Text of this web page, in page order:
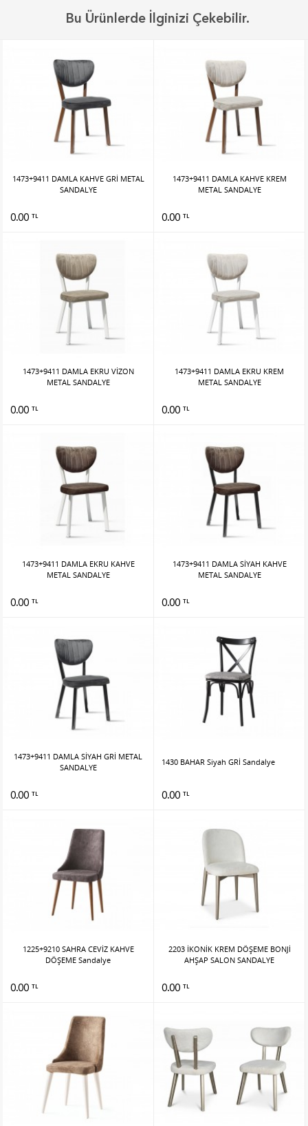
Bu Ürünlerde İlginizi Çekebilir.
1473+9411 DAMLA KAHVE GRİ METAL
SANDALYE
0.00 TL
1473+9411 DAMLA KAHVE KREM
METAL SANDALYE
0.00 TL
1473+9411 DAMLA EKRU VİZON
METAL SANDALYE
0.00 TL
1473+9411 DAMLA EKRU KREM
METAL SANDALYE
0.00 TL
1473+9411 DAMLA EKRU KAHVE
METAL SANDALYE
0.00 TL
1473+9411 DAMLA SİYAH KAHVE
METAL SANDALYE
0.00 TL
1473+9411 DAMLA SİYAH GRİ METAL
SANDALYE
0.00 TL
1430 BAHAR Siyah GRİ Sandalye
0.00 TL
1225+9210 SAHRA CEVİZ KAHVE
DÖŞEME Sandalye
0.00 TL
2203 İKONİK KREM DÖŞEME BONJİ
AHŞAP SALON SANDALYE
0.00 TL